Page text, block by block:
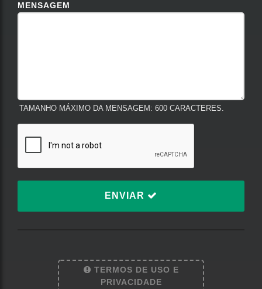
MENSAGEM
TAMANHO MÁXIMO DA MENSAGEM: 600 CARACTERES.
ENVIAR
TERMOS DE USO E
PRIVACIDADE
Termos de Uso e Privacidade